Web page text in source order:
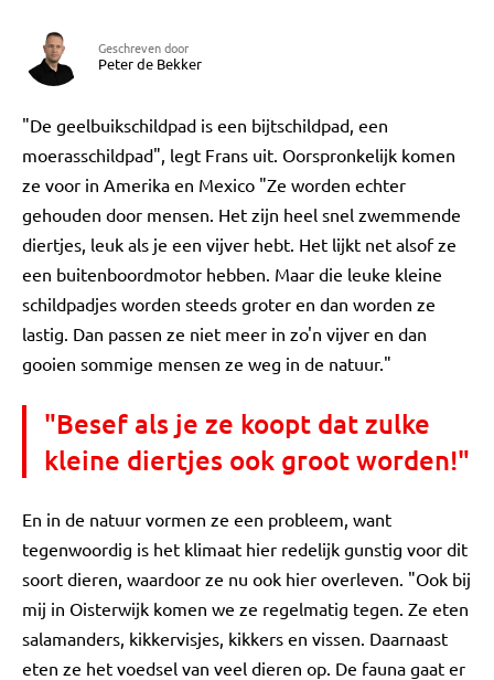
Geschreven door
Peter de Bekker
"De geelbuikschildpad is een bijtschildpad, een
moerasschildpad", legt Frans uit. Oorspronkelijk komen
ze voor in Amerika en Mexico "Ze worden echter
gehouden door mensen. Het zijn heel snel zwemmende
diertjes, leuk als je een vijver hebt. Het lijkt net alsof ze
een buitenboordmotor hebben. Maar die leuke kleine
schildpadjes worden steeds groter en dan worden ze
lastig. Dan passen ze niet meer in zo'n vijver en dan
gooien sommige mensen ze weg in de natuur."
"Besef als je ze koopt dat zulke
kleine diertjes ook groot worden!"
En in de natuur vormen ze een probleem, want
tegenwoordig is het klimaat hier redelijk gunstig voor dit
soort dieren, waardoor ze nu ook hier overleven. "Ook bij
mij in Oisterwijk komen we ze regelmatig tegen. Ze eten
salamanders, kikkervisjes, kikkers en vissen. Daarnaast
eten ze het voedsel van veel dieren op. De fauna gaat er